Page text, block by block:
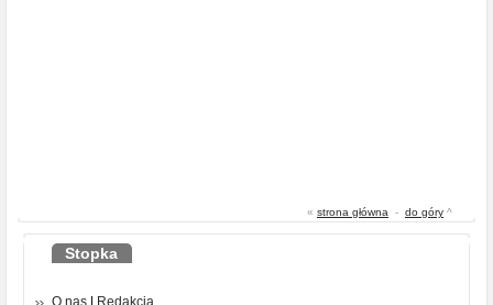
« strona główna - do góry ^
Stopka
O nas Redakcja